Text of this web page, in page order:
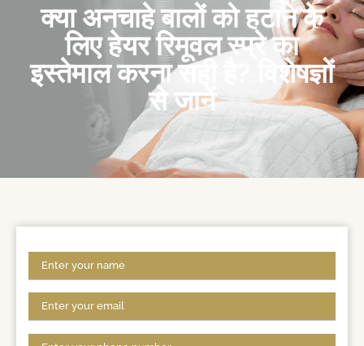
क्या अनचाहे बालों को हटाने के
लिए हेयर रिमूवल स्प्रे का
इस्तेमाल करना सही है? विशेषज्ञों
से जानें